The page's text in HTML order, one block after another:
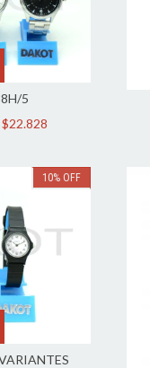
5
$22.828
10% OFF